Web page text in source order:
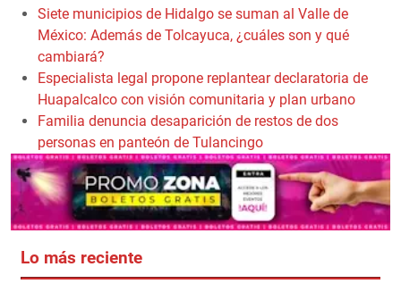
Siete municipios de Hidalgo se suman al Valle de
México: Además de Tolcayuca, ¿cuáles son y qué
cambiará?
Especialista legal propone replantear declaratoria de
Huapalcalco con visión comunitaria y plan urbano
Familia denuncia desaparición de restos de dos
personas en panteón de Tulancingo
Lo más reciente